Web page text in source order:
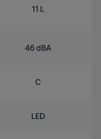
11 L
46 dBA
C
LED